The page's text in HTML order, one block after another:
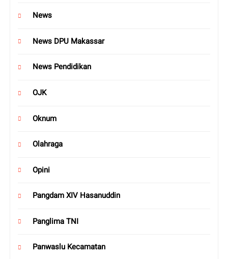
News
News DPU Makassar
News Pendidikan
OJK
Oknum
Olahraga
Opini
Pangdam XIV Hasanuddin
Panglima TNI
Panwaslu Kecamatan